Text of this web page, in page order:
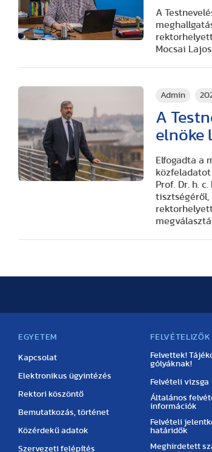
A
Mocsai
Admin
A
elnöke
Elfogadta a
Prof. Dr. h.
tisztségéről,
EGYETEM
Kapcsolat
Elektronikus ügyintézés
Rektori köszöntő
Bemutatkozás, történet
Közérdekű adatok
Szervezeti felépítés
FELVÉTELIZŐK
Felvettek!
gólyáknak!
Felvételi vizsga
Általános
információk
Felvételi
határidők
Meghirdetett